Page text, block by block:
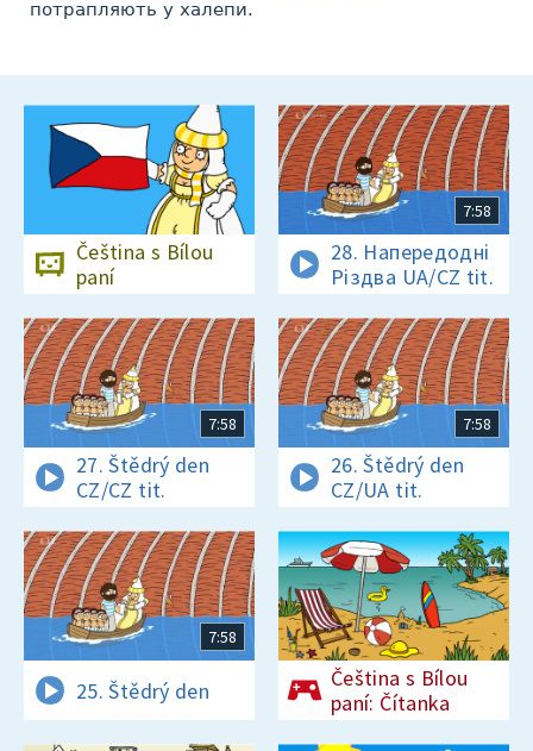
потрапляють у халепи.
Čeština s Bílou
paní
7:58
28. Напередодні
Різдва UA/CZ tit.
7:58
27. Štědrý den
CZ/CZ tit.
7:58
26. Štědrý den
CZ/UA tit.
7:58
25. Štědrý den
Čeština s Bílou
paní: Čítanka